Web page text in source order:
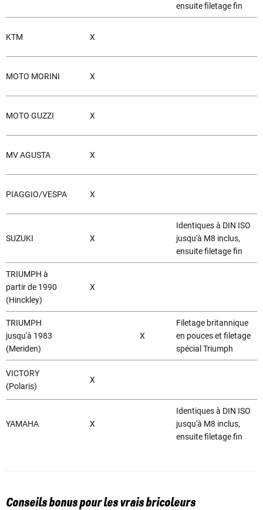
ensuite filetage fin
KTM X
MOTO MORINI X
MOTO GUZZI X
MV AGUSTA X
PIAGGIO/VESPA X
SUZUKI X
Identiques à DIN ISO
jusqu'à M8 inclus,
ensuite filetage fin
TRIUMPH à
partir de 1990
(Hinckley)
X
TRIUMPH
jusqu'à 1983
(Meriden)
X
Filetage britannique
en pouces et filetage
spécial Triumph
VICTORY
(Polaris)
X
YAMAHA X
Identiques à DIN ISO
jusqu'à M8 inclus,
ensuite filetage fin
Conseils bonus pour les vrais bricoleurs